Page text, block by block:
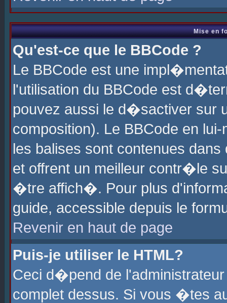
Mise en
Qu'est-ce que le BBCode ?
Le BBCode est une
l'utilisation du BBCode est
pouvez aussi le d�sactiver sur
composition). Le BBCode en
les balises sont contenues
et offrent un meilleur contr�le
�tre affich�. Pour plus
guide, accessible depuis le
Revenir en haut de page
Puis-je utiliser le HTML?
Ceci d�pend de
complet dessus. Si vous �tes